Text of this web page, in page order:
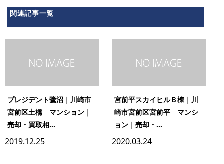
関連記事一覧
プレジデント鷺沼｜川崎市
宮前区土橋 マンション｜
売却・買取相...
2019.12.25
宮前平スカイヒルＢ棟｜川
崎市宮前区宮前平 マンシ
ョン｜売却・...
2020.03.24